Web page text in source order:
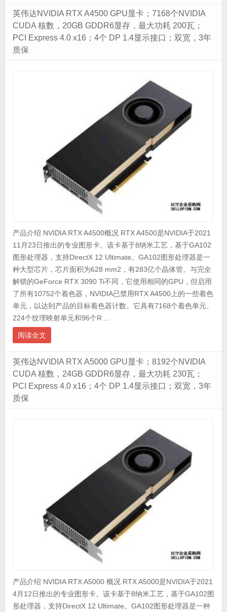
英伟达NVIDIA RTX A4500 GPU显卡；7168个NVIDIA
CUDA 核数，20GB GDDR6显存，最大功耗 200瓦；
PCI Express 4.0 x16；4个 DP 1.4显示接口；双宽，3年
质保
产品介绍 NVIDIA RTX A4500概况 RTX A4500是NVIDIA于2021
11月23日推出的专业图形卡。该卡基于8纳米工艺，基于GA102
图形处理器，支持DirectX 12 Ultimate。GA102图形处理器是一
种大型芯片，芯片面积为628 mm2，有283亿个晶体管。与完全
解锁的GeForce RTX 3090 Ti不同，它使用相同的GPU，但启用
了所有10752个着色器，NVIDIA已禁用RTX A4500上的一些着色
单元，以达到产品的目标着色器计数。它具有7168个着色单元、
224个纹理映射单元和96个R ...
阅读全文
英伟达NVIDIA RTX A5000 GPU显卡；8192个NVIDIA
CUDA 核数，24GB GDDR6显存，最大功耗 230瓦；
PCI Express 4.0 x16；4个 DP 1.4显示接口；双宽，3年
质保
产品介绍 NVIDIA RTX A5000 概况 RTX A5000是NVIDIA于2021
4月12日推出的专业图形卡。该卡基于8纳米工艺，基于GA102图
形处理器，支持DirectX 12 Ultimate。GA102图形处理器是一种